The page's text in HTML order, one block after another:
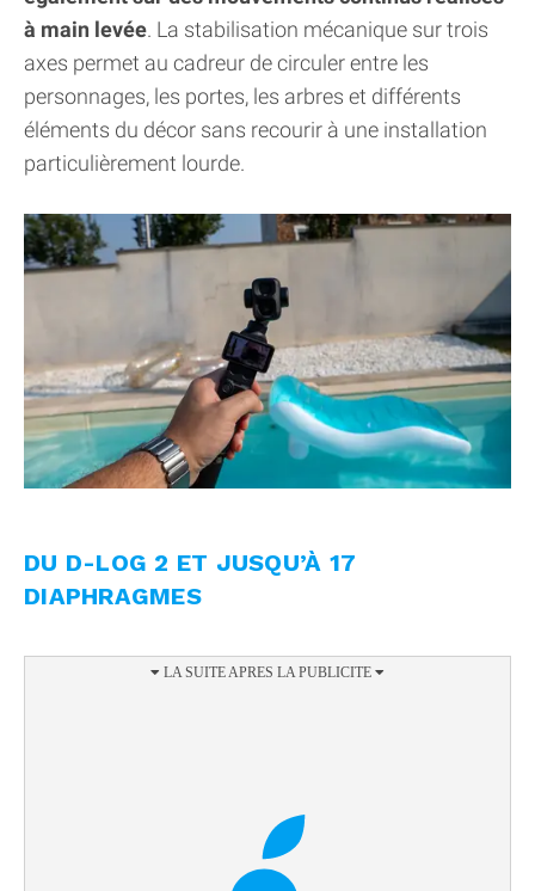
à main levée. La stabilisation mécanique sur trois
axes permet au cadreur de circuler entre les
personnages, les portes, les arbres et différents
éléments du décor sans recourir à une installation
particulièrement lourde.
DU D-LOG 2 ET JUSQU’À 17
DIAPHRAGMES